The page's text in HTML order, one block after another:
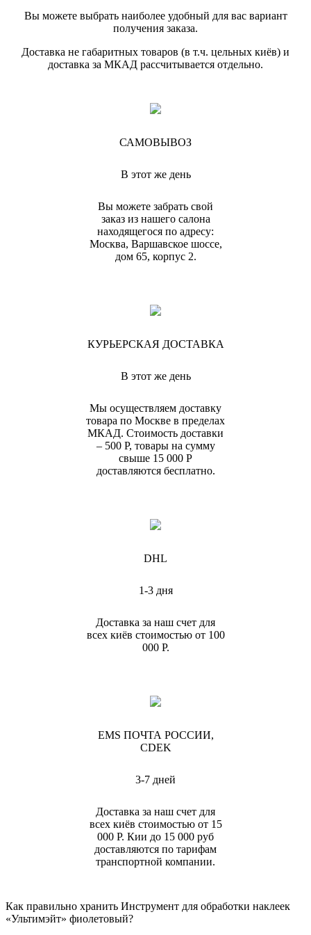
Вы можете выбрать наиболее удобный для вас вариант
получения заказа.
Доставка не габаритных товаров (в т.ч. цельных киёв) и
доставка за МКАД рассчитывается отдельно.
САМОВЫВОЗ
В этот же день
Вы можете забрать свой
заказ из нашего салона
находящегося по адресу:
Москва, Варшавское шоссе,
дом 65, корпус 2.
КУРЬЕРСКАЯ ДОСТАВКА
В этот же день
Мы осуществляем доставку
товара по Москве в пределах
МКАД. Стоимость доставки
– 500 Р, товары на сумму
свыше 15 000 Р
доставляются бесплатно.
DHL
1-3 дня
Доставка за наш счет для
всех киёв стоимостью от 100
000 Р.
EMS ПОЧТА РОССИИ,
CDEK
3-7 дней
Доставка за наш счет для
всех киёв стоимостью от 15
000 Р. Кии до 15 000 руб
доставляются по тарифам
транспортной компании.
Как правильно хранить Инструмент для обработки наклеек
«Ультимэйт» фиолетовый?